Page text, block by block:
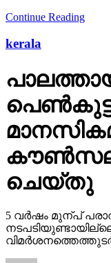
Continue Reading
kerala
ചെയ്തു
5 വർഷം മുന്പ്